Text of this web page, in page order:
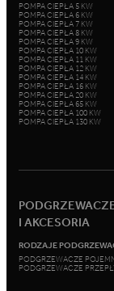
POMPA CIEPŁA 5 KW
POMPA CIEPŁA 6 KW
POMPA CIEPŁA 7 KW
POMPA CIEPŁA 8 KW
POMPA CIEPŁA 9 KW
POMPA CIEPŁA 10 KW
POMPA CIEPŁA 11 KW
POMPA CIEPŁA 12 KW
POMPA CIEPŁA 14 KW
POMPA CIEPŁA 16 KW
POMPA CIEPŁA 20 KW
POMPA CIEPŁA 65 KW
POMPA CIEPŁA 100 KW
POMPA CIEPŁA 130 KW
I AKCESORIA
RODZAJE
PODGRZEWACZE
PODGRZEWACZE